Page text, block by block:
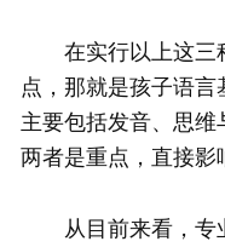
在实行以上这三
点，那就是孩子语
主要包括发音、思
两者是重点，直接影
从目前来看，专